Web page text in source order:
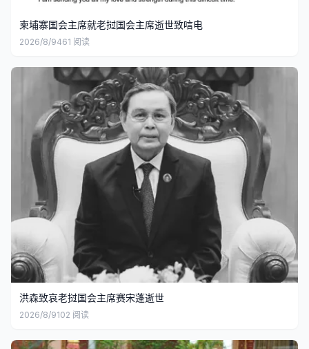
柬埔寨国会主席就老挝国会主席逝世致唁电
2026/8/9461 阅读
洪森致哀老挝国会主席赛宋蓬逝世
2026/8/9102 阅读